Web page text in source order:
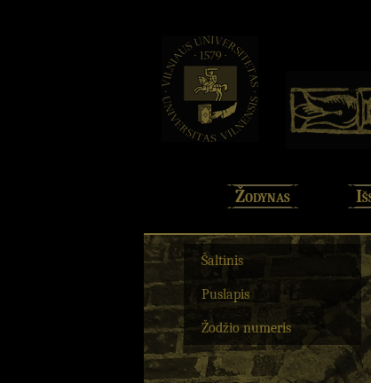
Žodynas
Šaltinis
Puslapis
Žodžio numeris